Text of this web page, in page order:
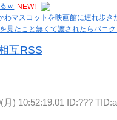
ｗ NEW!
わマスコットを映画館に連れ歩き
見たこと無くて渡されたらパニ
互RSS
月) 10:52:19.01 ID:???